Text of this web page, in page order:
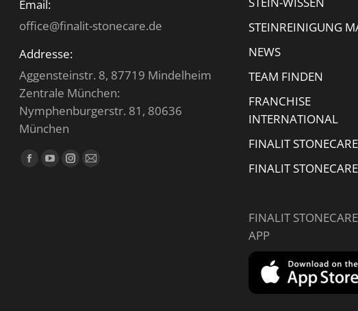
Email:
office@finalit-stonecare.de
Addresse:
Aggensteinstr. 8, 87719 Mindelheim
Zentrale München:
Nymphenburgerstr. 81, 80636
München
Finden Sie uns auf:
Facebook
YouTube
Instagram
E-
STEINREINIGUNG
NEWS
TEAM FINDEN
FRANCHISE
INTERNATIONAL
FINALIT
FINALIT
FINALIT
APP